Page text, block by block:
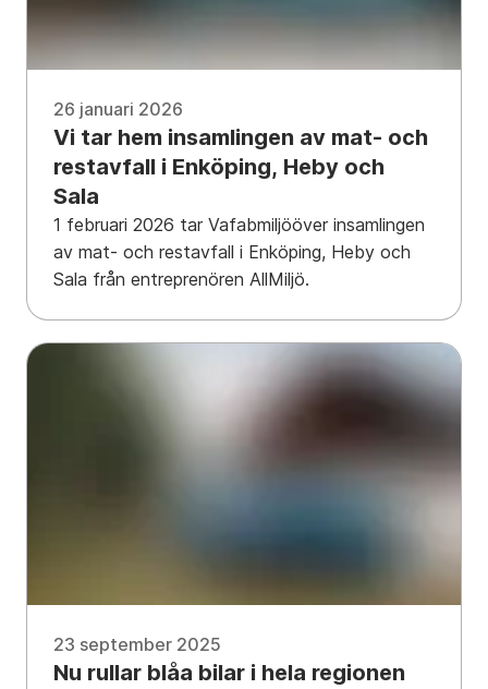
26 januari 2026
Vi tar hem insamlingen av mat- och
restavfall i Enköping, Heby och
Sala
1 februari 2026 tar Vafabmiljööver insamlingen
av mat- och restavfall i Enköping, Heby och
Sala från entreprenören AllMiljö.
23 september 2025
Nu rullar blåa bilar i hela regionen